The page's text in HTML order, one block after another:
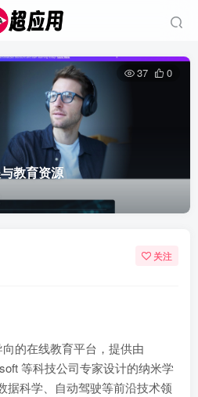
教育资源
37 0
关注
的在线教育平台，提供由
等科技公司专家设计的纳米学
据科学、自动驾驶等前沿技术领